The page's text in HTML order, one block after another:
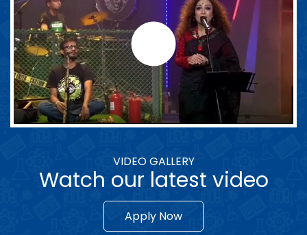
VIDEO GALLERY
Watch our latest video
Apply Now